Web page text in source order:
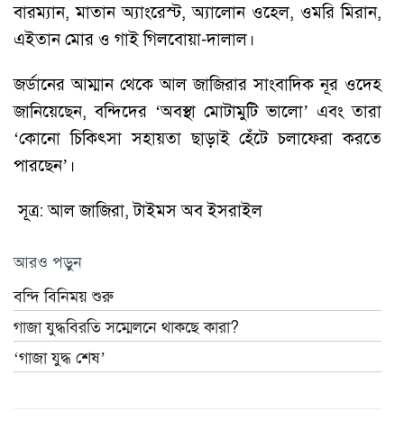
বারম্যান, মাতান অ্যাংরেস্ট, অ্যালোন ওহেল, ওমরি মিরান,
এইতান মোর ও গাই গিলবোয়া-দালাল।
জর্ডানের আম্মান থেকে আল জাজিরার সাংবাদিক নূর ওদেহ
জানিয়েছেন, বন্দিদের ‘অবস্থা মোটামুটি ভালো’ এবং তারা
‘কোনো চিকিৎসা সহায়তা ছাড়াই হেঁটে চলাফেরা করতে
পারছেন’।
সূত্র: আল জাজিরা, টাইমস অব ইসরাইল
আরও পড়ুন
বন্দি বিনিময় শুরু
গাজা যুদ্ধবিরতি সম্মেলনে থাকছে কারা?
‘গাজা যুদ্ধ শেষ’